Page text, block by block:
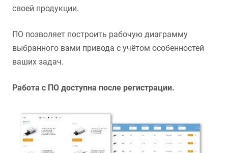
своей продукции.
ПО позволяет построить рабочую диаграмму
выбранного вами привода с учётом особенностей
ваших задач.
Работа с ПО доступна после регистрации.